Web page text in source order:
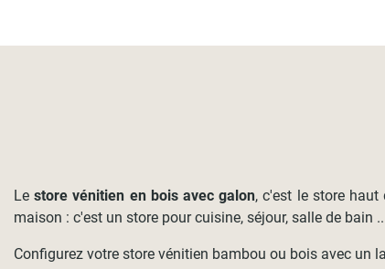
Le store vénitien en bois avec galon, c'est le store
maison : c'est un store pour cuisine, séjour, salle de bain
Configurez votre store vénitien bambou ou bois avec un